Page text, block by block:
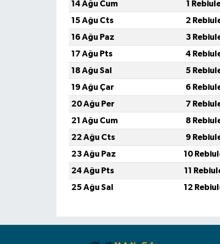
14 Ağu Cum
1
15 Ağu Cts
2
16 Ağu Paz
3
17 Ağu Pts
4
18 Ağu Sal
5
19 Ağu Çar
6
20 Ağu Per
7
21 Ağu Cum
8
22 Ağu Cts
9
23 Ağu Paz
10
24 Ağu Pts
11
25 Ağu Sal
12